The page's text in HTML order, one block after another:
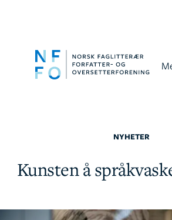
NYHETER
Kunsten å